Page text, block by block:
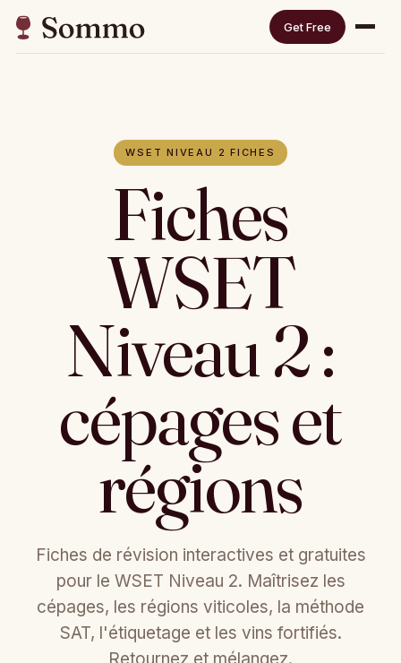
Get Free
WSET NIVEAU 2 FICHES
Fiches
WSET
Niveau 2 :
cépages et
régions
Fiches de révision interactives et gratuites
pour le WSET Niveau 2. Maîtrisez les
cépages, les régions viticoles, la méthode
SAT, l'étiquetage et les vins fortifiés.